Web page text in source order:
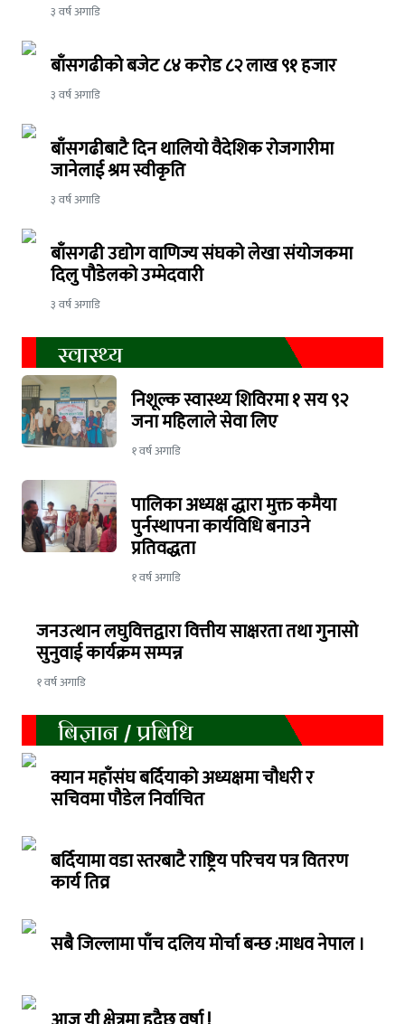
३ वर्ष अगाडि
बाँसगढीको बजेट ८४ करोड ८२ लाख ९१ हजार
३ वर्ष अगाडि
बाँसगढीबाटै दिन थालियो वैदेशिक रोजगारीमा
जानेलाई श्रम स्वीकृति
३ वर्ष अगाडि
बाँसगढी उद्योग वाणिज्य संघको लेखा संयोजकमा
दिलु पौडेलको उम्मेदवारी
३ वर्ष अगाडि
स्वास्थ्य
निशूल्क स्वास्थ्य शिविरमा १ सय ९२
जना महिलाले सेवा लिए
१ वर्ष अगाडि
पालिका अध्यक्ष द्धारा मुक्त कमैया
पुर्नस्थापना कार्यविधि बनाउने
प्रतिवद्धता
१ वर्ष अगाडि
जनउत्थान लघुवित्तद्वारा वित्तीय साक्षरता तथा गुनासो
सुनुवाई कार्यक्रम सम्पन्न
१ वर्ष अगाडि
बिज्ञान / प्रबिधि
क्यान महाँसंघ बर्दियाको अध्यक्षमा चौधरी र
सचिवमा पौडेल निर्वाचित
बर्दियामा वडा स्तरबाटै राष्ट्रिय परिचय पत्र वितरण
कार्य तिव्र
सबै जिल्लामा पाँच दलिय मोर्चा बन्छ :माधव नेपाल ।